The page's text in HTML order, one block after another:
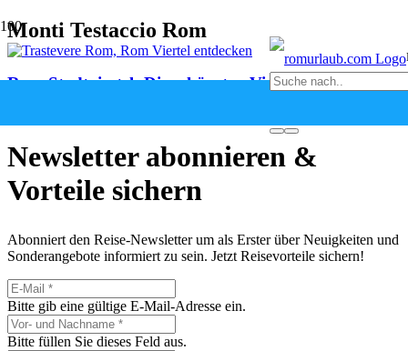
Monti Testaccio Rom
Rom Stadtviertel: Die schönsten Viertel entdecken
Newsletter abonnieren &
Vorteile sichern
Abonniert den Reise-Newsletter um als Erster über Neuigkeiten und
Sonderangebote informiert zu sein. Jetzt Reisevorteile sichern!
Bitte gib eine gültige E-Mail-Adresse ein.
Bitte füllen Sie dieses Feld aus.